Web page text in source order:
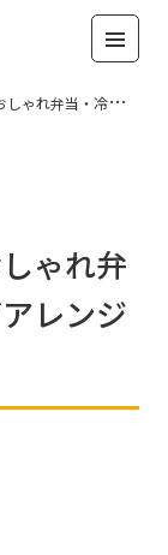
ミニハンバーグアレンジ1
ゃれ弁
レンジ